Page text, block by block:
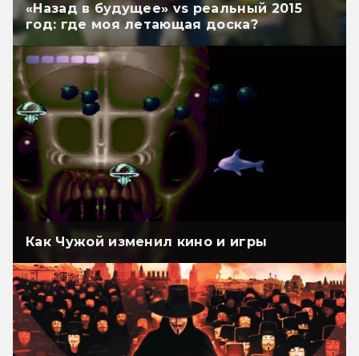
«Назад в будущее» vs реальный 2015
год: где моя летающая доска?
Как Чужой изменил кино и игры